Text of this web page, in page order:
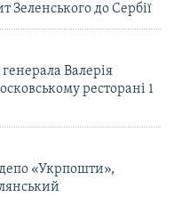
Зеленського до Сербії
Валерія
ресторані 1
«Укрпошти»,